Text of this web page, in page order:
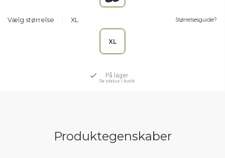
Vælg størrelse XL Størrelsesguide?
XL
På lager
Se status i butik
Produktegenskaber